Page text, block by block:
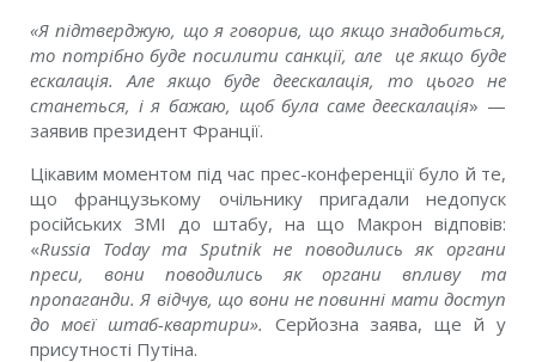
«Я підтверджую, що я говорив, що якщо знадобиться,
то потрібно буде посилити санкції, але це якщо буде
ескалація. Але якщо буде деескалація, то цього не
станеться, і я бажаю, щоб була саме деескалація» —
заявив президент Франції.
Цікавим моментом під час прес-конференції було й те,
що французькому очільнику пригадали недопуск
російських ЗМІ до штабу, на що Макрон відповів:
«Russia Today та Sputnik не поводились як органи
преси, вони поводились як органи впливу та
пропаганди. Я відчув, що вони не повинні мати доступ
до моєї штаб-квартири». Серйозна заява, ще й у
присутності Путіна.